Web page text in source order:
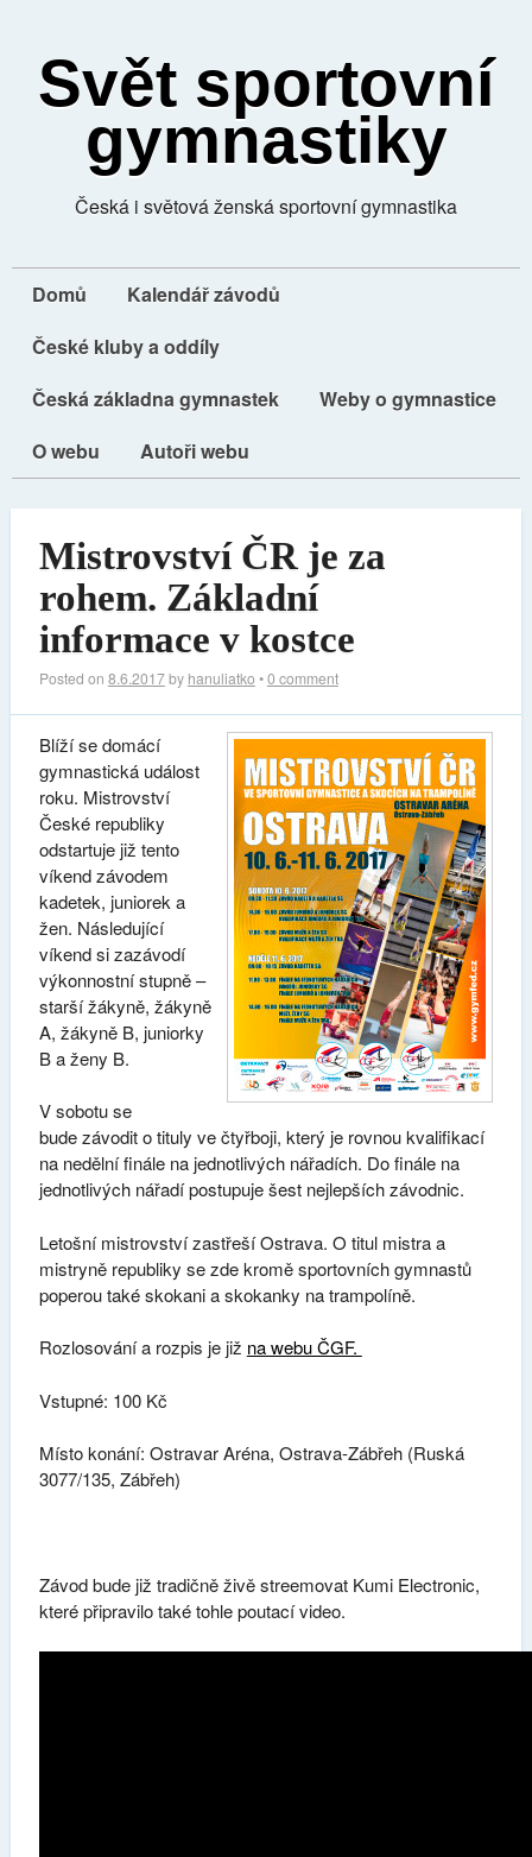
Svět sportovní
gymnastiky
Česká i světová ženská sportovní gymnastika
Domů
Kalendář závodů
České kluby a oddíly
Česká základna gymnastek
Weby o gymnastice
O webu
Autoři webu
Mistrovství ČR je za
rohem. Základní
informace v kostce
Posted on 8.6.2017by hanuliatko •0 comment
Blíží se domácí
gymnastická událost
roku. Mistrovství
České republiky
odstartuje již tento
víkend závodem
kadetek, juniorek a
žen. Následující
víkend si zazávodí
výkonnostní stupně –
starší žákyně, žákyně
A, žákyně B, juniorky
B a ženy B.
V sobotu se
bude závodit o tituly ve čtyřboji, který je rovnou kvalifikací
na nedělní finále na jednotlivých nářadích. Do finále na
jednotlivých nářadí postupuje šest nejlepších závodnic.
Letošní mistrovství zastřeší Ostrava. O titul mistra a
mistryně republiky se zde kromě sportovních gymnastů
poperou také skokani a skokanky na trampolíně.
Rozlosování a rozpis je již na webu ČGF.
Vstupné: 100 Kč
Místo konání: Ostravar Aréna, Ostrava-Zábřeh (Ruská
3077/135, Zábřeh)
Závod bude již tradičně živě streemovat Kumi Electronic,
které připravilo také tohle poutací video.